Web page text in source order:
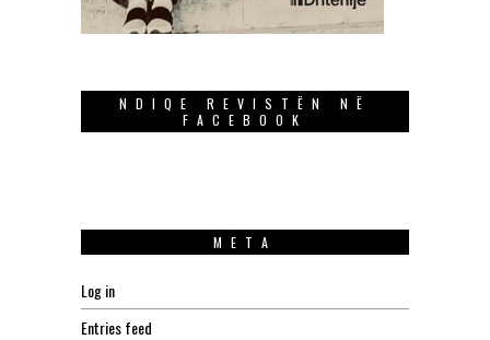
NDIQE REVISTËN NË
FACEBOOK
META
Log in
Entries feed